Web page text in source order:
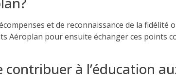
et de reconnaissance de la fidélité
Aéroplan pour ensuite échanger ces points
contribuer à l’éducation